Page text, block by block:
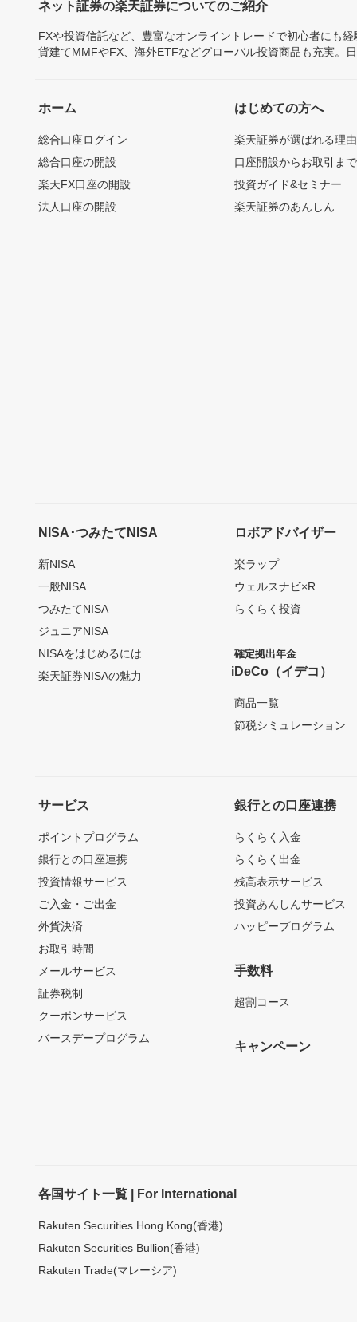
ネット証券の楽天証券についてのご紹介
FXや投資信託など、豊富なオンライントレードで初心者にも
貨建てMMFやFX、海外ETFなどグローバル投資商品も充実。
ホーム
総合口座ログイン
総合口座の開設
楽天FX口座の開設
法人口座の開設
はじめての方へ
楽天証券が選ばれる理由
口座開設からお取引ま
投資ガイド&セミナー
楽天証券のあんしん
NISA･つみたてNISA
新NISA
一般NISA
つみたてNISA
ジュニアNISA
NISAをはじめるには
楽天証券NISAの魅力
ロボアドバイザー
楽ラップ
ウェルスナビ×R
らくらく投資
確定拠出年金
iDeCo（イデコ）
商品一覧
節税シミュレーション
サービス
ポイントプログラム
銀行との口座連携
投資情報サービス
ご入金・ご出金
外貨決済
お取引時間
メールサービス
証券税制
クーポンサービス
バースデープログラム
銀行との口座連携
らくらく入金
らくらく出金
残高表示サービス
投資あんしんサービス
ハッピープログラム
手数料
超割コース
キャンペーン
各国サイト一覧 | For International
Rakuten Securities Hong Kong(香港)
Rakuten Securities Bullion(香港)
Rakuten Trade(マレーシア)